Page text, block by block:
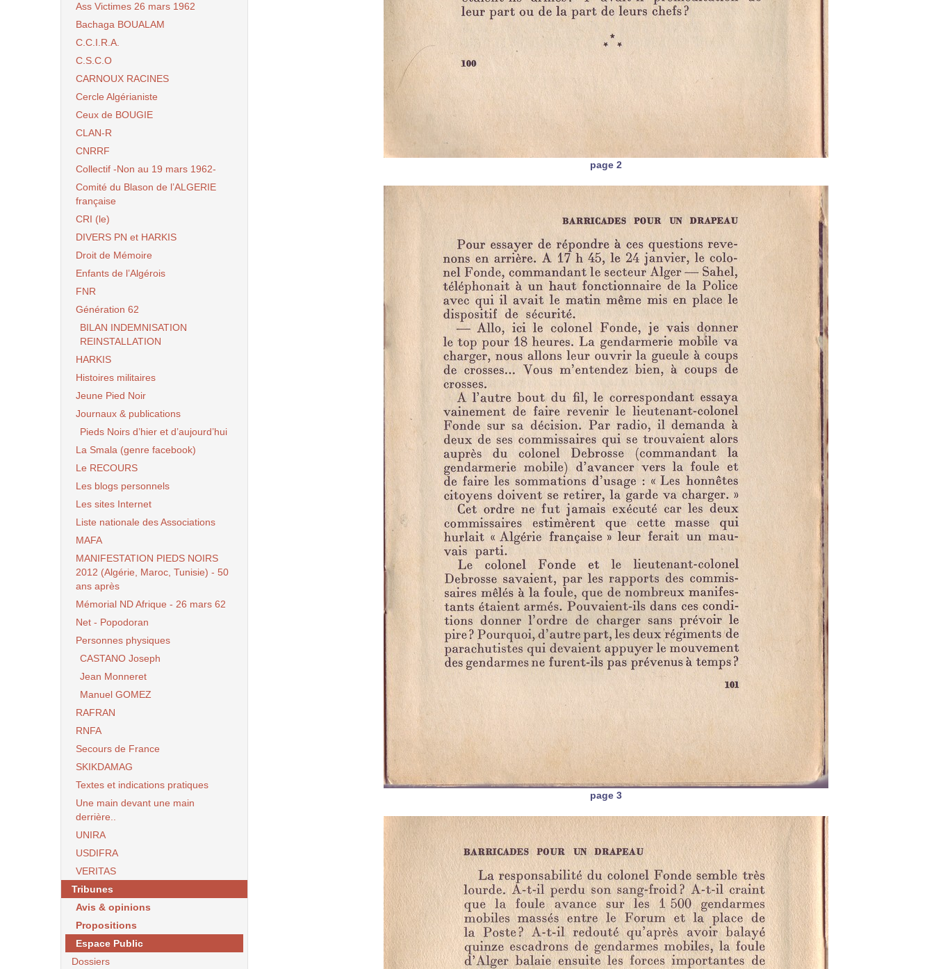
page 2
page 3
Ass Victimes 26 mars 1962
Bachaga BOUALAM
C.C.I.R.A.
C.S.C.O
CARNOUX RACINES
Cercle Algérianiste
Ceux de BOUGIE
CLAN-R
CNRRF
Collectif -Non au 19 mars 1962-
Comité du Blason de l’ALGERIE
française
CRI (le)
DIVERS PN et HARKIS
Droit de Mémoire
Enfants de l’Algérois
FNR
Génération 62
BILAN INDEMNISATION
REINSTALLATION
HARKIS
Histoires militaires
Jeune Pied Noir
Journaux & publications
Pieds Noirs d’hier et d’aujourd’hui
La Smala (genre facebook)
Le RECOURS
Les blogs personnels
Les sites Internet
Liste nationale des Associations
MAFA
MANIFESTATION PIEDS NOIRS
2012 (Algérie, Maroc, Tunisie) - 50
ans après
Mémorial ND Afrique - 26 mars 62
Net - Popodoran
Personnes physiques
CASTANO Joseph
Jean Monneret
Manuel GOMEZ
RAFRAN
RNFA
Secours de France
SKIKDAMAG
Textes et indications pratiques
Une main devant une main
derrière..
UNIRA
USDIFRA
VERITAS
Tribunes
Avis & opinions
Propositions
Espace Public
Dossiers